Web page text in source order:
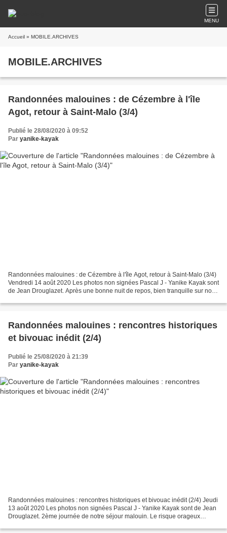
MENU
Accueil » MOBILE.ARCHIVES
MOBILE.ARCHIVES
Randonnées malouines : de Cézembre à l'île
Agot, retour à Saint-Malo (3/4)
Publié le 28/08/2020 à 09:52
Par yanike-kayak
Randonnées malouines : de Cézembre à l'île Agot, retour à Saint-Malo (3/4)
Vendredi 14 août 2020 Les photos non signées Pascal J - Yanike Kayak sont
de Jean Drouglazet. Après une bonne nuit de repos, bien tranquille sur notre
Randonnées malouines : rencontres historiques
et bivouac inédit (2/4)
Publié le 25/08/2020 à 21:39
Par yanike-kayak
Randonnées malouines : rencontres historiques et bivouac inédit (2/4) Jeudi
13 août 2020 Les photos non signées Pascal J - Yanike Kayak sont de Jean
Drouglazet. 2ème journée de notre séjour malouin. Le risque orageux